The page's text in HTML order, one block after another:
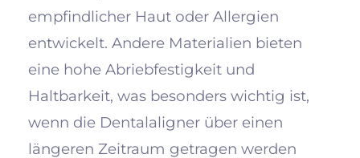
empfindlicher Haut oder Allergien
entwickelt. Andere Materialien bieten
eine hohe Abriebfestigkeit und
Haltbarkeit, was besonders wichtig ist,
wenn die Dentalaligner über einen
längeren Zeitraum getragen werden